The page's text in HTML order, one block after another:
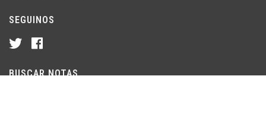
SEGUINOS
BUSCAR NOTAS